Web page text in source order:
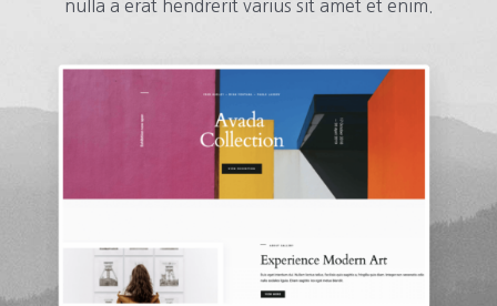
nulla a erat hendrerit varius sit amet et enim.